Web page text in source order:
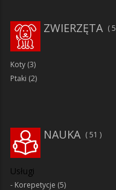
ZWIERZĘTA 5
Koty (3)
Ptaki (2)
51
NAUKA
Usługi
Korepetycje (5)